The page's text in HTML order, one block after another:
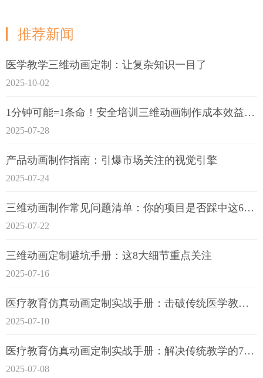
推荐新闻
医学教学三维动画定制：让复杂知识一目了
2025-10-02
1分钟可能=1条命！安全培训三维动画制作成本效益深度拆解
2025-07-28
产品动画制作指南：引爆市场关注的视觉引擎
2025-07-24
三维动画制作常见问题清单：你的项目是否踩中这6大技术雷区？
2025-07-22
三维动画定制避坑手册：这8大细节重点关注
2025-07-16
医疗教育仿真动画定制实战手册：击破传统医学教育7大痛点
2025-07-10
医疗教育仿真动画定制实战手册：解决传统教学的7大痛点
2025-07-08